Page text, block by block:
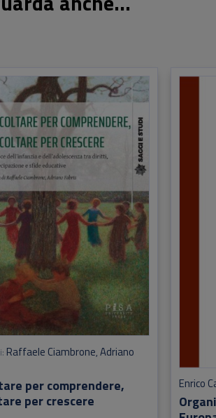
per comprendere,
per crescere
Raffaele Ciambrone,Adriano
Enrico